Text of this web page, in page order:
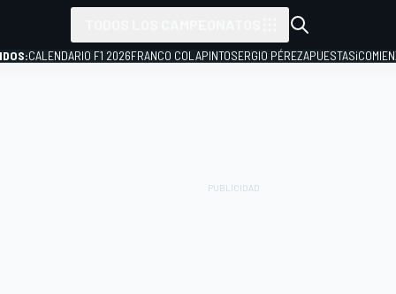
CALENDARIO F1 2026FRANCO COLAPINTOSERGIO PÉREZAPUESTAS